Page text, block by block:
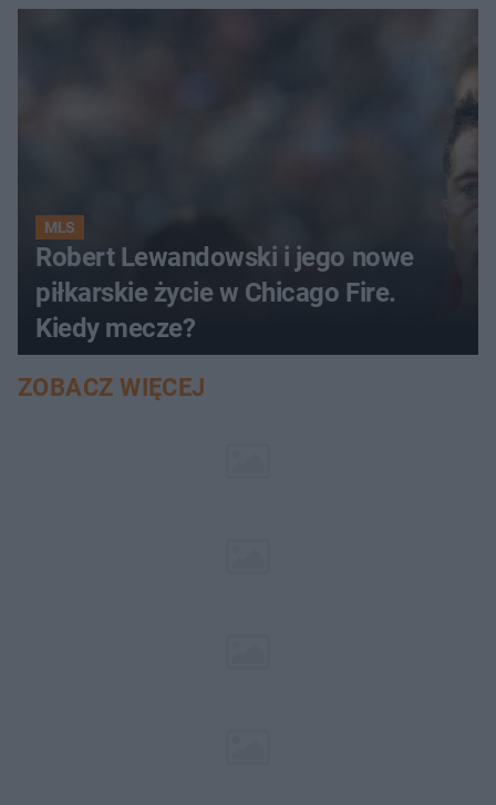
MLS
Robert Lewandowski i jego nowe
piłkarskie życie w Chicago Fire.
Kiedy mecze?
ZOBACZ WIĘCEJ